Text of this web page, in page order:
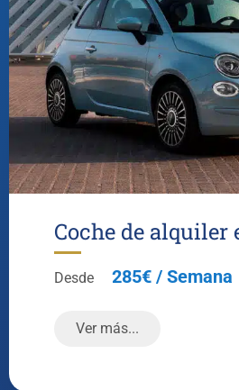
Coche de alquiler
Desde 285€ / Semana
Ver más...